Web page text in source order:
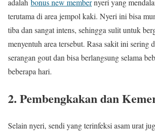
adalah bonus new membernyeri yang
terutama di area jempol kaki. Nyeri ini bisa
tiba dan sangat intens, sehingga sulit untuk
menyentuh area tersebut. Rasa sakit ini sering
serangan gout dan bisa berlangsung selama
beberapa hari.
2. Pembengkakan dan
Selain nyeri, sendi yang terinfeksi asam urat